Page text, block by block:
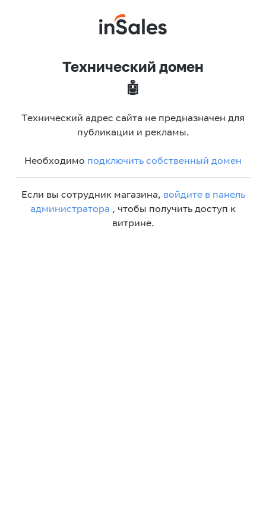
Технический домен
🤖
Технический адрес сайта не предназначен для
публикации и рекламы.
Необходимо подключить собственный домен
Если вы сотрудник магазина, войдите в панель
администратора , чтобы получить доступ к
витрине.